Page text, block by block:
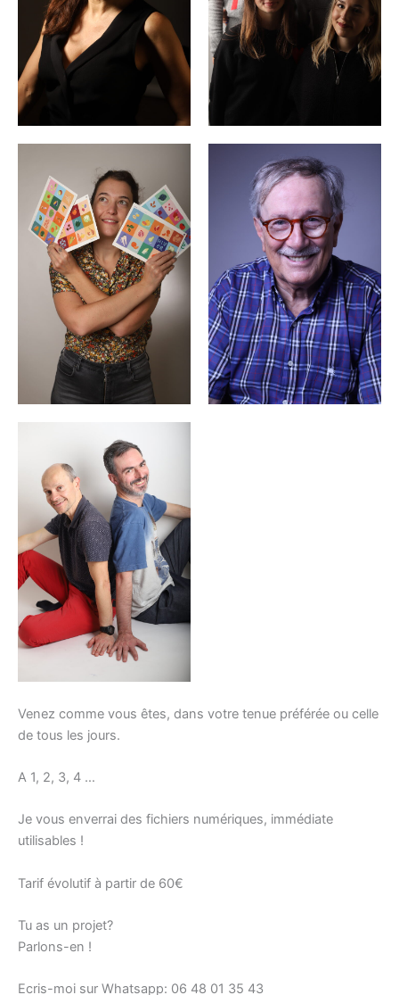
Venez comme vous êtes, dans votre tenue préférée ou celle
de tous les jours.
A 1, 2, 3, 4 …
Je vous enverrai des fichiers numériques, immédiate
utilisables !
Tarif évolutif à partir de 60€
Tu as un projet?
Parlons-en !
Ecris-moi sur Whatsapp: 06 48 01 35 43